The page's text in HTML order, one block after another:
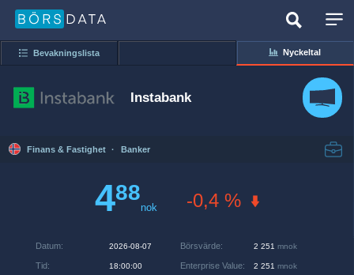
Bevakningslista Nyckeltal
Instabank
Finans & Fastighet · Banker
488
nok -0,4 %
Datum: 2026-08-07
Tid: 18:00:00
Börsvärde: 2 251 mnok
Enterprise Value: 2 251 mnok